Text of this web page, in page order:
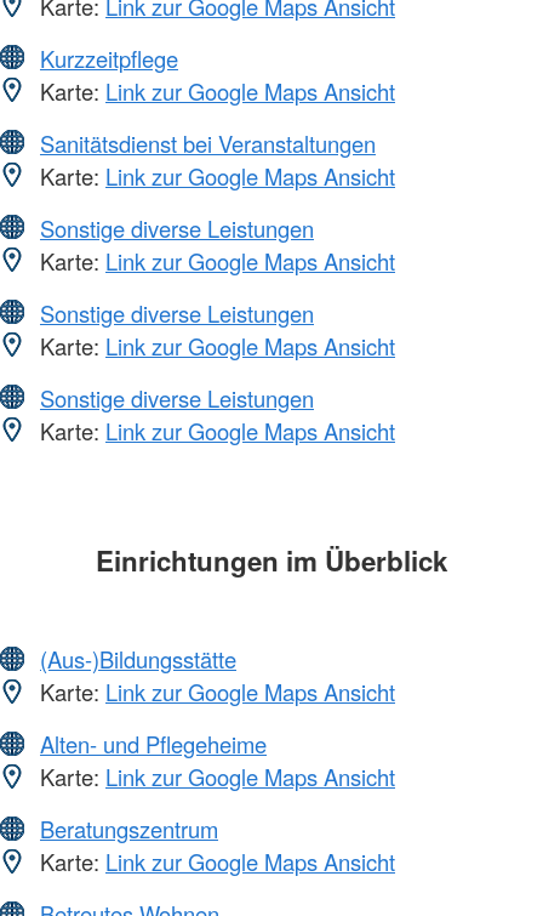
Kurzzeitpflege
Karte: Link zur Google Maps Ansicht
Sanitätsdienst bei Veranstaltungen
Karte: Link zur Google Maps Ansicht
Sonstige diverse Leistungen
Karte: Link zur Google Maps Ansicht
Sonstige diverse Leistungen
Karte: Link zur Google Maps Ansicht
Sonstige diverse Leistungen
Karte: Link zur Google Maps Ansicht
Einrichtungen im Überblick
(Aus-)Bildungsstätte
Karte: Link zur Google Maps Ansicht
Alten- und Pflegeheime
Karte: Link zur Google Maps Ansicht
Beratungszentrum
Karte: Link zur Google Maps Ansicht